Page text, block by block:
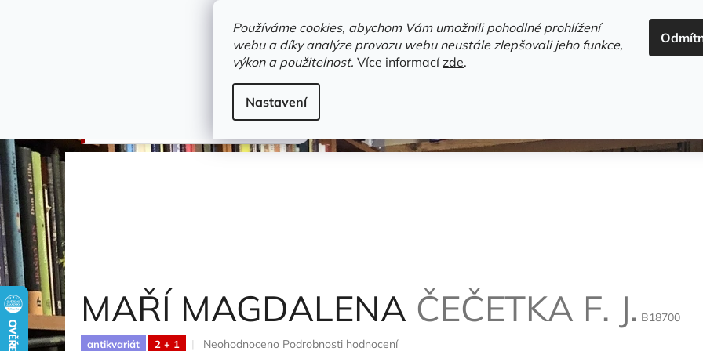
Používáme cookies, abychom Vám umožnili pohodlné prohlížení
webu a díky analýze provozu webu neustále zlepšovali jeho funkce,
výkon a použitelnost. Více informacízde.
Nastavení
HLEDAT
Novinky Trvalky a bestsellery
Čečetka F. J.
MAŘÍ MAGDALENA ČEČETKA F. J. B18700
antikvariát 2 + 1
Průměrné
Neohodnoceno Podrobnosti hodnocení